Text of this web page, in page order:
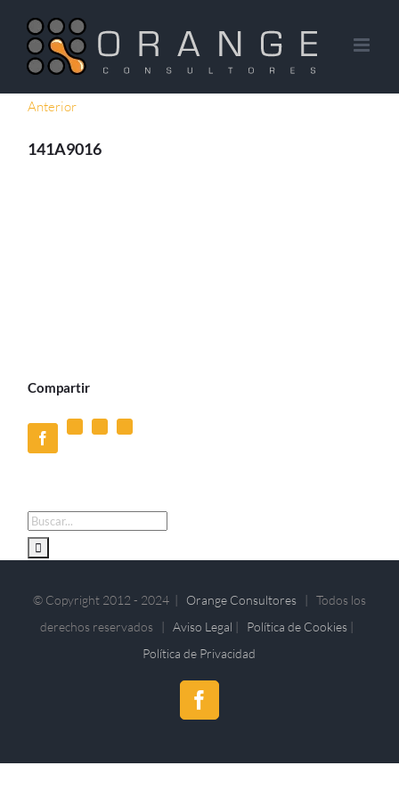
contenido
Anterior
141A9016
Compartir
Facebook
X PinterestCorreo
Buscar:
© Copyright 2012 - 2024 | Orange Consultores| Todos los
derechos reservados | Aviso Legal | Política de Cookies|
Política de Privacidad
Facebook